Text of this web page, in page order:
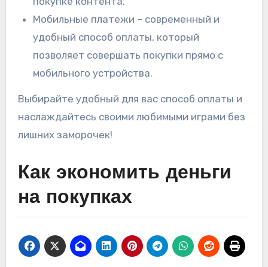
Мобильные платежи – современный и
удобный способ оплаты, который
позволяет совершать покупки прямо с
мобильного устройства.
Выбирайте удобный для вас способ оплаты и
наслаждайтесь своими любимыми играми без
лишних заморочек!
Как экономить деньги
на покупках